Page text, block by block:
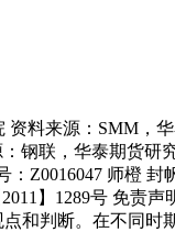
资料来源：SMM
钢联，华泰期货研
Z0016047 师橙 封
】1289号 免责
和判断。在不同时